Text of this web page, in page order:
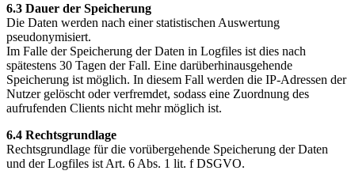
6.3 Dauer der Speicherung
Die Daten werden nach einer statistischen Auswertung
pseudonymisiert.
Im Falle der Speicherung der Daten in Logfiles ist dies nach
spätestens 30 Tagen der Fall. Eine darüberhinausgehende
Speicherung ist möglich. In diesem Fall werden die IP-Adressen der
Nutzer gelöscht oder verfremdet, sodass eine Zuordnung des
aufrufenden Clients nicht mehr möglich ist.
6.4 Rechtsgrundlage
Rechtsgrundlage für die vorübergehende Speicherung der Daten
und der Logfiles ist Art. 6 Abs. 1 lit. f DSGVO.